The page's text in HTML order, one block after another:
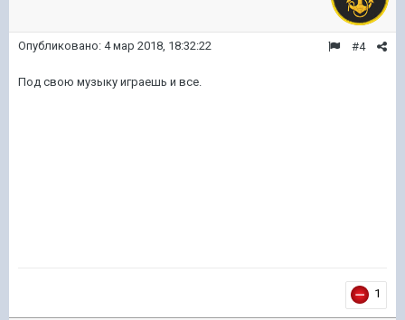
#4
Опубликовано: 4 мар 2018, 18:32:22
Под свою музыку играешь и все.
1